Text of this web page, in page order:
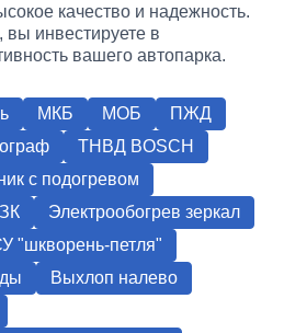
качество и надежность.
, вы инвестируете в
вашего автопарка.
МКБ МОБ
ПЖД
ТНВД BOSCH
с подогревом
Электрообогрев зеркал
"шкворень-петля"
Выхлоп налево